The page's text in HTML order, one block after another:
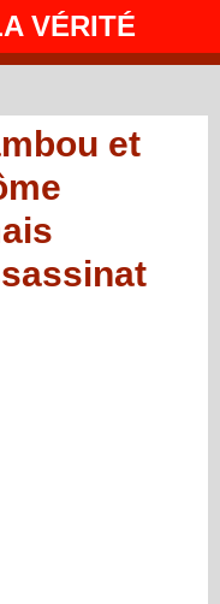
VÉRITÉ
et